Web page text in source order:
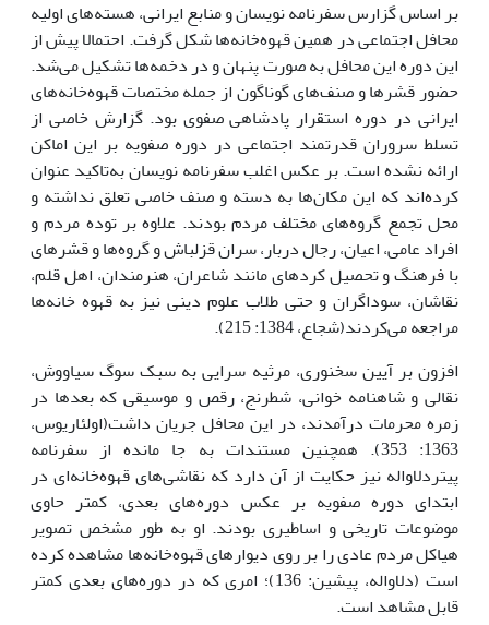
بر اساس گزارس سفرنامه نویسان و منابع ایرانی، هسته‌های اولیه
محافل اجتماعی در همین قهوه‌خانه‌ها شکل گرفت. احتمالا پیش از
این دوره این محافل به صورت پنهان و در دخمه‌ها تشکیل می‌شد.
حضور قشرها و صنف‌های گوناگون از جمله مختصات قهوه‌خانه‌های
ایرانی در دوره استقرار پادشاهی صفوی بود. گزارش خاصی از
تسلط سروران قدرتمند اجتماعی در دوره صفویه بر این اماکن
ارائه نشده است. بر عکس اغلب سفرنامه نویسان به‌تاکید عنوان
کرده‌اند که این مکان‌ها به دسته و صنف خاصی تعلق نداشته و
محل تجمع گروه‌های مختلف مردم بودند. علاوه بر توده مردم و
افراد عامی، اعیان، رجال دربار، سران قزلباش و گروه‌ها و قشرهای
با فرهنگ و تحصیل کردهای مانند شاعران، هنرمندان، اهل قلم،
نقاشان، سوداگران و حتی طلاب علوم دینی نیز به قهوه خانه‌ها
مراجعه می‌کردند(شجاع، 1384: 215).
افزون بر آیین سخنوری، مرثیه سرایی به سبک سوگ سیاووش،
نقالی و شاهنامه خوانی، شطرنج، رقص و موسیقی که بعد‌ها در
زمره محرمات درآمدند، در این محافل جریان داشت(اولئاریوس،
1363: 353). همچنین مستندات به جا مانده از سفرنامه
پیتردلاواله نیز حکایت از آن دارد که نقاشی‌های قهوه‌خانه‌ای در
ابتدای دوره صفویه بر عکس دوره‌های بعدی، کمتر حاوی
موضوعات تاریخی و اساطیری بودند. او به طور مشخص تصویر
هیاکل مردم عادی را بر روی دیوارهای قهوه‌خانه‌ها مشاهده کرده
است (دلاواله، پیشین: 136)؛ امری که در دوره‌های بعدی کمتر
قابل مشاهد است.